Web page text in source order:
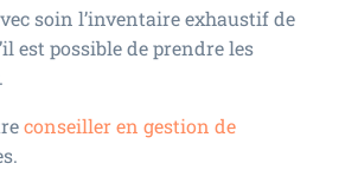
soin l’inventaire exhaustif de
est possible de prendre les
conseiller en gestion de